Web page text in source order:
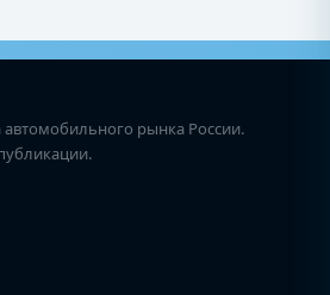
автомобильного рынка России.